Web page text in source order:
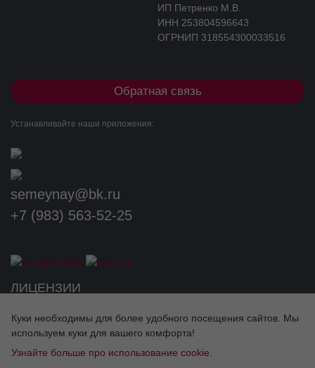
ИП Петренко М.В.
ИНН 253804596643
ОГРНИП 318554300033516
Обратная связь
Устанавливайте наши приложения:
semeynay@bk.ru
+7 (983) 563-52-25
ЛИЦЕНЗИИ
Куки необходимы для более удобного посещения сайтов. Мы
используем куки для вашего комфорта!
Узнайте больше про использование cookie.